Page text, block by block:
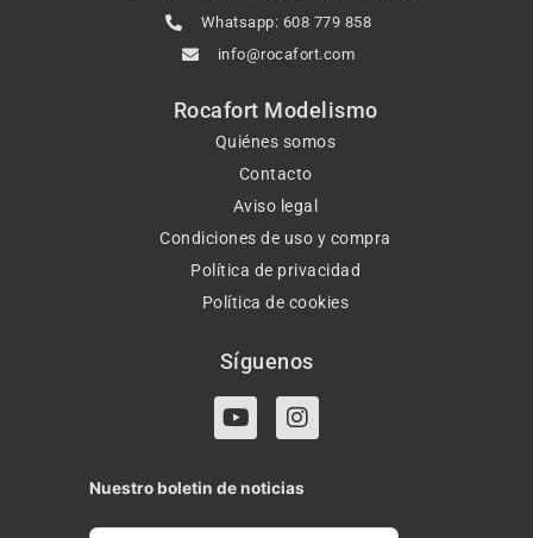
Whatsapp: 608 779 858
info@rocafort.com
Rocafort Modelismo
Quiénes somos
Contacto
Aviso legal
Condiciones de uso y compra
Política de privacidad
Política de cookies
Síguenos
Y
o
t
u
b
I
n
t
a
g
Nuestro boletin de noticias